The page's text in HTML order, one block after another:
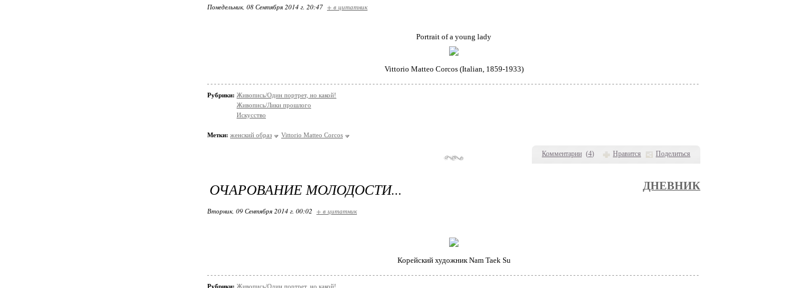
Комментарии (4) Нравится Поделиться
Понедельник, 08 Сентября 2014 г. 20:47 + в цитатник
Portrait of a young lady
Vittorio Matteo Corcos (Italian, 1859-1933)
Рубрики: Живопись/Один портрет, но какой!
Живопись/Лики прошлого
Искусство
Метки: женский образ Vittorio Matteo Corcos
ОЧАРОВАНИЕ МОЛОДОСТИ... ДНЕВНИК
Вторник, 09 Сентября 2014 г. 00:02 + в цитатник
Корейский художник Nam Taek Su
Рубрики: Живопись/Один портрет, но какой!